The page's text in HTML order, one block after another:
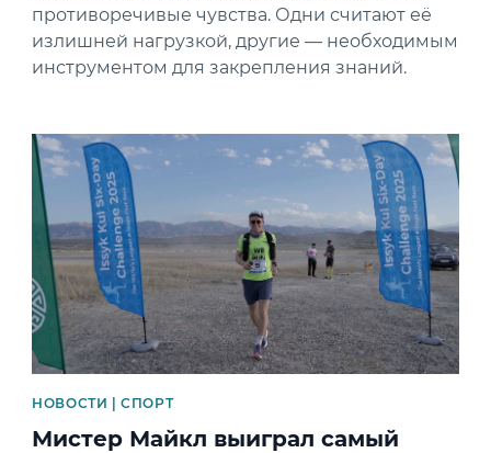
противоречивые чувства. Одни считают её
излишней нагрузкой, другие — необходимым
инструментом для закрепления знаний.
News image
НОВОСТИ | СПОРТ
Мистер Майкл выиграл самый